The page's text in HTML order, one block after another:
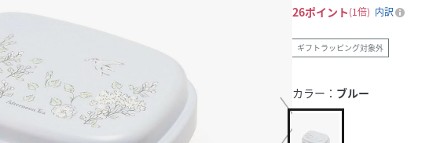
26ポイント 1倍 内訳
ギフトラッピング対象外
カラー： ブルー